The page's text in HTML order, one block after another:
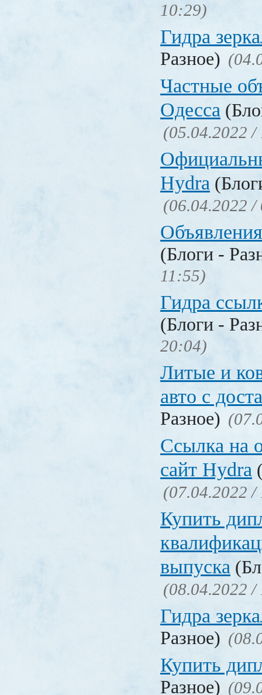
10:29)
Гидра
Разное)
Частные
Одесса
(05.04.2022 /
Hydra
(06.04.2022 /
(Блоги -
11:55)
Гидра
(Блоги -
20:04)
Литые и
авто с
Разное)
Ссылка на
сайт Hydra
(07.04.2022 /
Купить
выпуска
(08.04.2022 /
Гидра
Разное)
Купить
Разное)